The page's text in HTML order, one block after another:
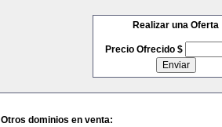
Realizar una Oferta
Precio Ofrecido $
Otros dominios en venta: